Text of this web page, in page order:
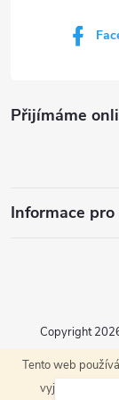
Tento web
vyjadřujete
Přijímáme
Informace pro
Copyright